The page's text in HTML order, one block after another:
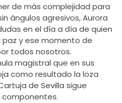
de más complejidad para
ángulos agresivos, Aurora
en el día a día de quien
y ese momento de
todos nosotros.
magistral que en sus
como resultado la loza
de Sevilla sigue